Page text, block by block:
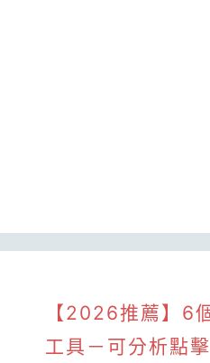
【2026推薦】6
工具－可分析點